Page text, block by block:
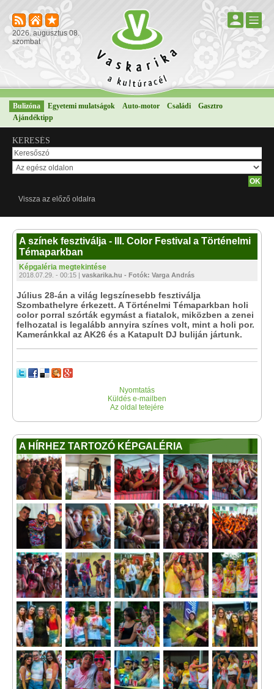
2026. augusztus 08.
szombat
Bulizóna Egyetemi mulatságok Auto-motor Családi
Gasztro
Ajándéktipp
KERESÉS
Vissza az előző oldalra
A színek fesztiválja - III. Color Festival a Történelmi
Témaparkban
Képgaléria megtekintése
2018.07.29. - 00:15 | vaskarika.hu - Fotók: Varga András
Július 28-án a világ legszínesebb fesztiválja
Szombathelyre érkezett. A Történelmi Témaparkban holi
color porral szórták egymást a fiatalok, miközben a zenei
felhozatal is legalább annyira színes volt, mint a holi por.
Kameránkkal az AK26 és a Katapult DJ buliján jártunk.
Nyomtatás
Küldés e-mailben
Az oldal tetejére
A HÍRHEZ TARTOZÓ KÉPGALÉRIA